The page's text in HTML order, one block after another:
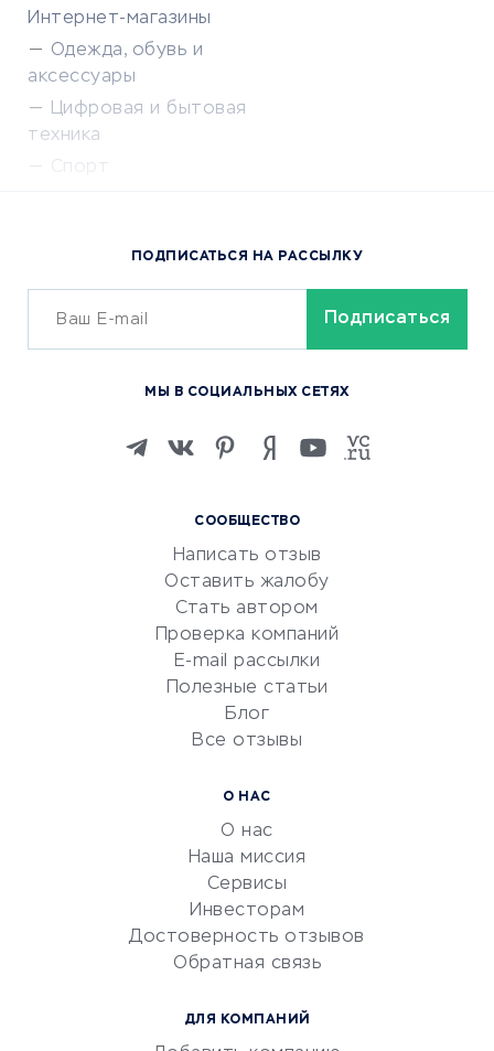
Интернет-магазины
Одежда, обувь и
аксессуары
Цифровая и бытовая
техника
Спорт
Сервисы доставки
ОБУЧЕНИЕ И РАБОТА
Изучение иностранных
Маркетинг и продажи
Репетиторство
Красота и здоровье
Сервисы по поиску работы
Сетевой маркетинг
УСЛУГИ ДЛЯ БИЗНЕСА
документооборот
Юридические компании
СООБЩЕСТВО
Написать отзыв
Оставить жалобу
Стать автором
Проверка компаний
E-mail рассылки
Полезные статьи
Блог
Все отзывы
О НАС
О нас
Наша миссия
Сервисы
Инвесторам
Достоверность отзывов
Обратная связь
ДЛЯ КОМПАНИЙ
ПОДПИСАТЬСЯ НА РАССЫЛКУ
МЫ В СОЦИАЛЬНЫХ СЕТЯХ